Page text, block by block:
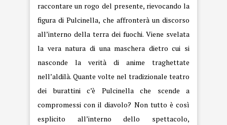
raccontare un rogo del presente, rievocando la
figura di Pulcinella, che affronterà un discorso
all’interno della terra dei fuochi. Viene svelata
la vera natura di una maschera dietro cui si
nasconde la verità di anime traghettate
nell’aldilà. Quante volte nel tradizionale teatro
dei burattini c’è Pulcinella che scende a
compromessi con il diavolo? Non tutto è così
esplicito all’interno dello spettacolo,